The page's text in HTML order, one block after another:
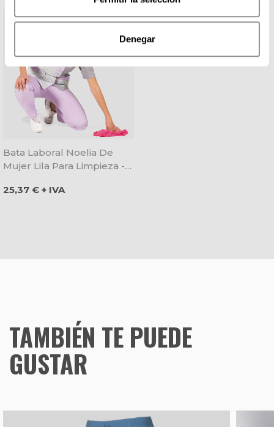
Denegar
Bata Laboral Noelia De
Mujer Lila Para Limpieza -
Precio
25,37 € + IVA
TAMBIÉN TE PUEDE
GUSTAR